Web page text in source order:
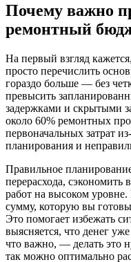
Почему важно
ремонтный
На первый взгляд
просто перечислить
гораздо больше — без
превысить
задержками и скрытыми
около 60% ремонтных
первоначальных затрат
планирования и
Правильное
перерасхода, сэкономить
работ на высоком
сумму, которую вы
Это помогает избежать
выясняется, что денег
что важно, — делать это
так можно оптимально